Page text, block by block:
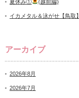
夏休み① (越前編)
イカメタル＆泳がせ【鳥取】
アーカイブ
2026年8月
2026年7月